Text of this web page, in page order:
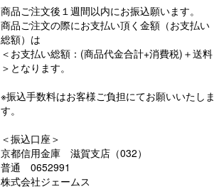
商品ご注文後１週間以内にお振込願います。
商品ご注文の際にお支払い頂く金額（お支払い
総額）は
＜お支払い総額：(商品代金合計+消費税)＋送料
＞となります。
※振込手数料はお客様ご負担にてお願いいたしま
す。
＜振込口座＞
京都信用金庫 滋賀支店（032）
普通 0652991
株式会社ジェームス